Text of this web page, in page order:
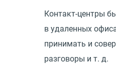
Контакт-центры
в удаленных
принимать и
разговоры и т. д.